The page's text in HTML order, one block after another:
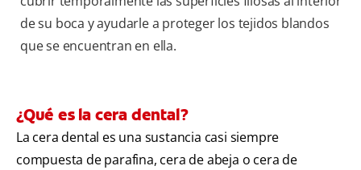
de su boca y ayudarle a proteger los tejidos blandos
que se encuentran en ella.
¿Qué es la cera dental?
La cera dental es una sustancia casi siempre
compuesta de parafina, cera de abeja o cera de